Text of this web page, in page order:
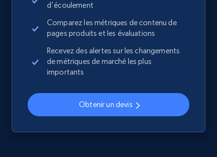
d'écoulement
Comparez les métriques de contenu de
pages produits et les évaluations
Recevez des alertes sur les changements
de métriques de marché les plus
importants
Obtenir un devis